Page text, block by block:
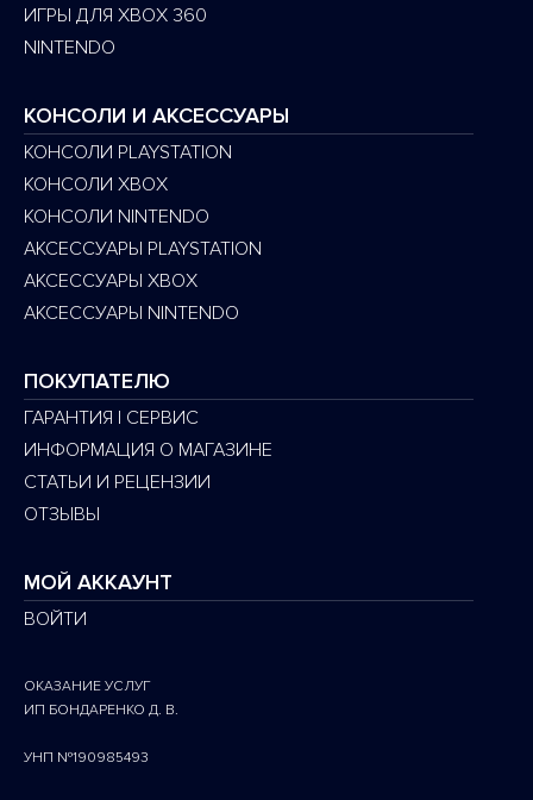
ИГРЫ ДЛЯ XBOX 360
NINTENDO
КОНСОЛИ И АКСЕССУАРЫ
КОНСОЛИ PLAYSTATION
КОНСОЛИ XBOX
КОНСОЛИ NINTENDO
АКСЕССУАРЫ PLAYSTATION
АКСЕССУАРЫ XBOX
АКСЕССУАРЫ NINTENDO
ПОКУПАТЕЛЮ
ГАРАНТИЯ | СЕРВИС
ИНФОРМАЦИЯ О МАГАЗИНЕ
СТАТЬИ И РЕЦЕНЗИИ
ОТЗЫВЫ
МОЙ АККАУНТ
ВОЙТИ
ОКАЗАНИЕ УСЛУГ
ИП БОНДАРЕНКО Д. В.
УНП №190985493